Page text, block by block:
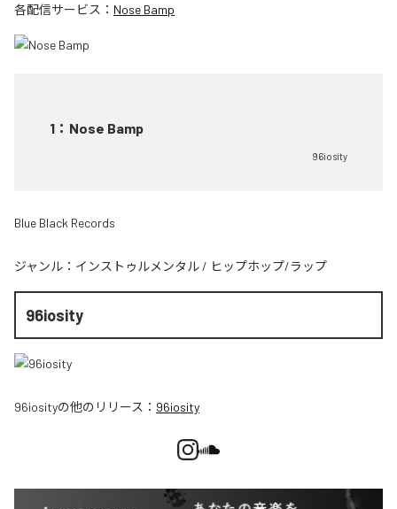
各配信サービス： Nose Bamp
1 ： Nose Bamp
96iosity
Blue Black Records
ジャンル： インストゥルメンタル / ヒップホップ/ラップ
96iosity
96iosityの他のリリース： 96iosity